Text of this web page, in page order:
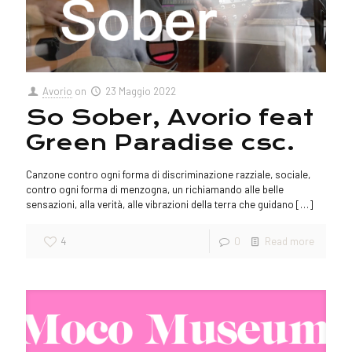
Avorio on 23 Maggio 2022
So Sober, Avorio feat
Green Paradise csc.
Canzone contro ogni forma di discriminazione razziale, sociale,
contro ogni forma di menzogna, un richiamando alle belle
sensazioni, alla verità, alle vibrazioni della terra che guidano […]
4 0 Read more